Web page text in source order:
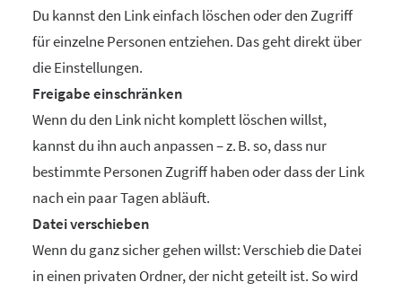
Du kannst den Link einfach löschen oder den Zugriff
für einzelne Personen entziehen. Das geht direkt über
die Einstellungen.
Freigabe einschränken
Wenn du den Link nicht komplett löschen willst,
kannst du ihn auch anpassen – z. B. so, dass nur
bestimmte Personen Zugriff haben oder dass der Link
nach ein paar Tagen abläuft.
Datei verschieben
Wenn du ganz sicher gehen willst: Verschieb die Datei
in einen privaten Ordner, der nicht geteilt ist. So wird